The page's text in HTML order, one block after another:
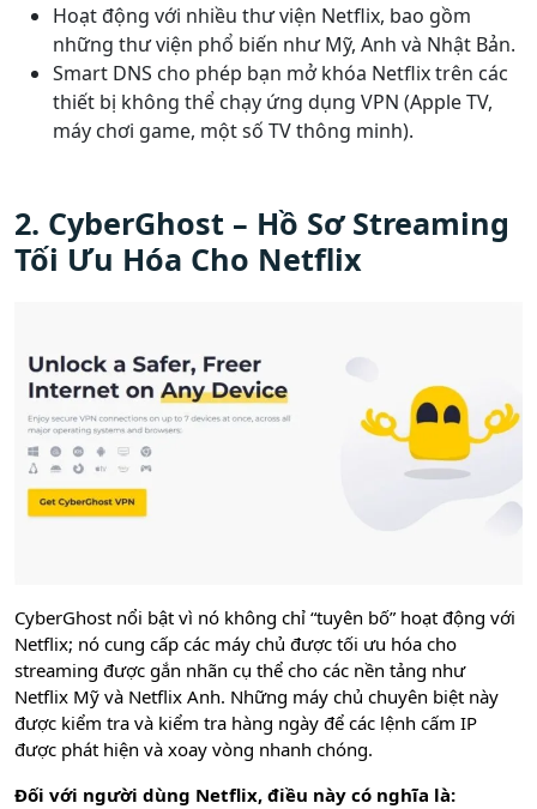
Hoạt động với nhiều thư viện Netflix, bao gồm
những thư viện phổ biến như Mỹ, Anh và Nhật Bản.
Smart DNS cho phép bạn mở khóa Netflix trên các
thiết bị không thể chạy ứng dụng VPN (Apple TV,
máy chơi game, một số TV thông minh).
2. CyberGhost – Hồ Sơ Streaming
Tối Ưu Hóa Cho Netflix
CyberGhost nổi bật vì nó không chỉ “tuyên bố” hoạt động với
Netflix; nó cung cấp các máy chủ được tối ưu hóa cho
streaming được gắn nhãn cụ thể cho các nền tảng như
Netflix Mỹ và Netflix Anh. Những máy chủ chuyên biệt này
được kiểm tra và kiểm tra hàng ngày để các lệnh cấm IP
được phát hiện và xoay vòng nhanh chóng.
Đối với người dùng Netflix, điều này có nghĩa là: